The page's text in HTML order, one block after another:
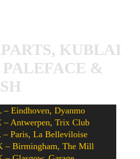
KUBLAI
&
– Eindhoven, Dyanmo
– Antwerpen, Trix Club
– Paris, La Belleviloise
– Birmingham, The Mill